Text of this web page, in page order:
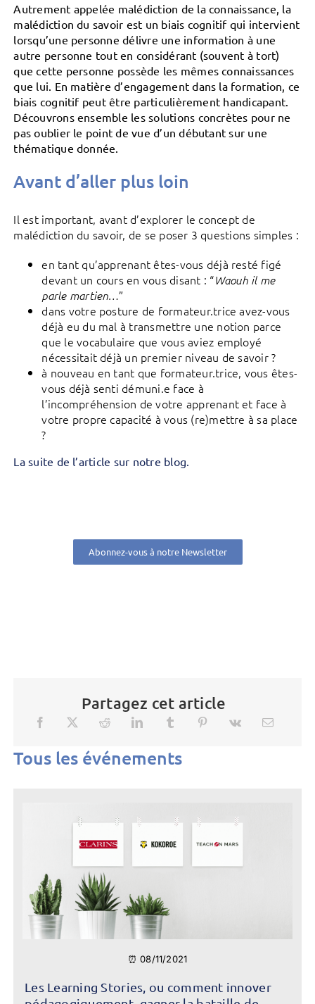
Autrement appelée malédiction de la connaissance, la
malédiction du savoir est un biais cognitif qui intervient
lorsqu’une personne délivre une information à une
autre personne tout en considérant (souvent à tort)
que cette personne possède les mêmes connaissances
que lui. En matière d’engagement dans la formation, ce
biais cognitif peut être particulièrement handicapant.
Découvrons ensemble les solutions concrètes pour ne
pas oublier le point de vue d’un débutant sur une
thématique donnée.
Avant d’aller plus loin
Il est important, avant d’explorer le concept de
malédiction du savoir, de se poser 3 questions simples :
en tant qu’apprenant êtes-vous déjà resté figé
devant un cours en vous disant : “Waouh il me
parle martien…”
dans votre posture de formateur.trice avez-vous
déjà eu du mal à transmettre une notion parce
que le vocabulaire que vous aviez employé
nécessitait déjà un premier niveau de savoir ?
à nouveau en tant que formateur.trice, vous êtes-
vous déjà senti démuni.e face à
l’incompréhension de votre apprenant et face à
votre propre capacité à vous (re)mettre à sa place
?
La suite de l’article sur notre blog.
Abonnez-vous à notre Newsletter
Partagez cet article
Tous les événements
⏰ 08/11/2021
Les Learning Stories, ou comment innover